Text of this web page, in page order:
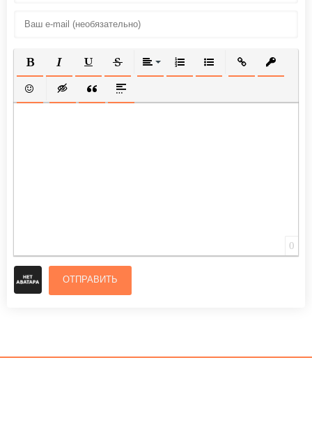
ПОЛУЖИРНЫЙ
КУРСИВПОДЧЕРКНУТЫЙ
ЗАЧЕРКНУТЫЙВЫРАВНИВАНИЕ
НУМЕРОВАННЫЙ СПИСОК
МАРКИРОВАННЫЙ
ВСТАВИТЬ
ВСТАВИТЬ СМАЙЛИК
ВСТАВКА СКРЫТОГО ТЕКСТА
ВСТАВКА ЦИТАТЫ
ВСТАВКА СПОЙЛЕРА
0
ОТПРАВИТЬ